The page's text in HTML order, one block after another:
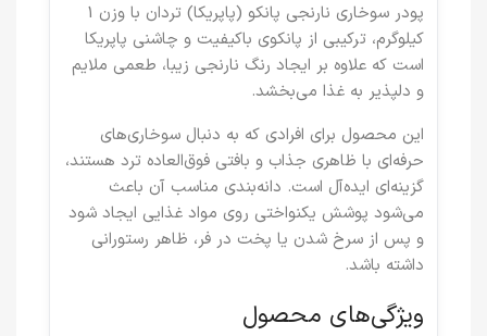
پودر سوخاری نارنجی پانکو (پاپریکا) تردان با وزن 1
کیلوگرم، ترکیبی از پانکوی باکیفیت و چاشنی پاپریکا
است که علاوه بر ایجاد رنگ نارنجی زیبا، طعمی ملایم
و دلپذیر به غذا می‌بخشد.
این محصول برای افرادی که به دنبال سوخاری‌های
حرفه‌ای با ظاهری جذاب و بافتی فوق‌العاده ترد هستند،
گزینه‌ای ایده‌آل است. دانه‌بندی مناسب آن باعث
می‌شود پوشش یکنواختی روی مواد غذایی ایجاد شود
و پس از سرخ شدن یا پخت در فر، ظاهر رستورانی
داشته باشد.
ویژگی‌های محصول